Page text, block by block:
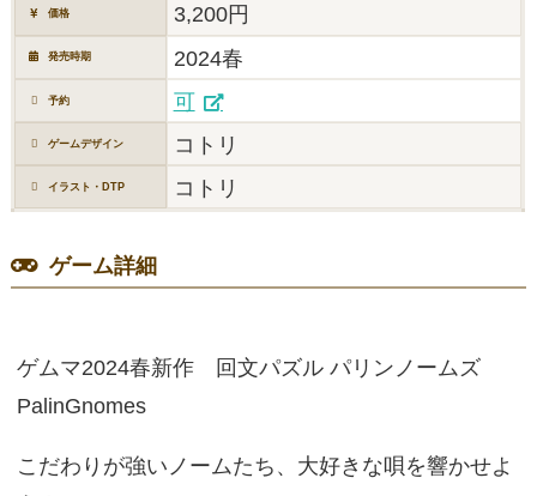
価格 3,200円
発売時期 2024春
予約 可
ゲームデザイン コトリ
イラスト・DTP コトリ
ゲーム詳細
ゲムマ2024春新作 回文パズル パリンノームズ
PalinGnomes
こだわりが強いノームたち、大好きな唄を響かせよ